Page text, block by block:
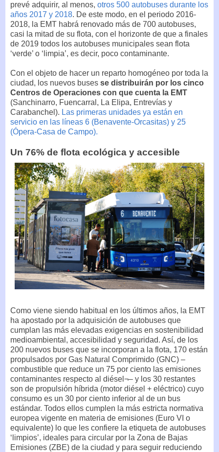
prevé adquirir, al menos, otros 500 autobuses durante los
años 2017 y 2018. De este modo, en el periodo 2016-
2018, la EMT habrá renovado más de 700 autobuses,
casi la mitad de su flota, con el horizonte de que a finales
de 2019 todos los autobuses municipales sean flota
‘verde’ o ‘limpia’, es decir, poco contaminante.
Con el objeto de hacer un reparto homogéneo por toda la
ciudad, los nuevos buses se distribuirán por los cinco
Centros de Operaciones con que cuenta la EMT
(Sanchinarro, Fuencarral, La Elipa, Entrevías y
Carabanchel). Las primeras unidades ya están en
servicio en las líneas 6 (Benavente-Orcasitas) y 25
(Ópera-Casa de Campo).
Un 76% de flota ecológica y accesible
Como viene siendo habitual en los últimos años, la EMT
ha apostado por la adquisición de autobuses que
cumplan las más elevadas exigencias en sostenibilidad
medioambiental, accesibilidad y seguridad. Así, de los
200 nuevos buses que se incorporan a la flota, 170 están
propulsados por Gas Natural Comprimido (GNC) –
combustible que reduce un 75 por ciento las emisiones
contaminantes respecto al diésel¬– y los 30 restantes
son de propulsión híbrida (motor diésel + eléctrico) cuyo
consumo es un 30 por ciento inferior al de un bus
estándar. Todos ellos cumplen la más estricta normativa
europea vigente en materia de emisiones (Euro VI o
equivalente) lo que les confiere la etiqueta de autobuses
‘limpios’, ideales para circular por la Zona de Bajas
Emisiones (ZBE) de la ciudad y para seguir reduciendo